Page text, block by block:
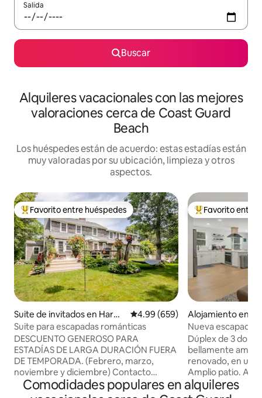
Salida
Buscar
Alquileres vacacionales con las mejores
valoraciones cerca de Coast Guard
Beach
Los huéspedes están de acuerdo: estas estadías están
muy valoradas por su ubicación, limpieza y otros
aspectos.
Favorito entre huéspedes preferido
Favorito entre huéspedes
Suite de invitados en Harwi
ch
Calificación promedio: 4.99 de
4.99 (659)
Suite para escapadas románticas
DESCUENTO GENEROSO PARA
ESTADÍAS DE LARGA DURACIÓN FUERA
DE TEMPORADA. (Febrero, marzo,
noviembre y diciembre) Contacto
directo. Lujosa suite privada de una
recámara para once personas, con dos
Favorito entre
Favorito entre
Alojamiento en
am
Nueva escapada
Cabo Cod
Dúplex de 3
bellamente
renovado, en
Amplio patio. Al
salida. A pocos
senderos, Great
Comodidades populares en alquileres